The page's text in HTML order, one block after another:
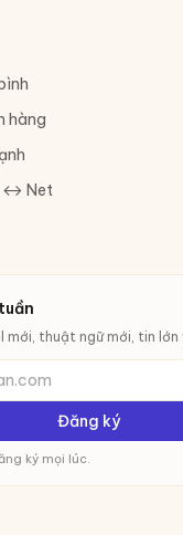
hàng
↔ Net
thuật ngữ mới, tin lớn
Đăng ký
ký mọi lúc.